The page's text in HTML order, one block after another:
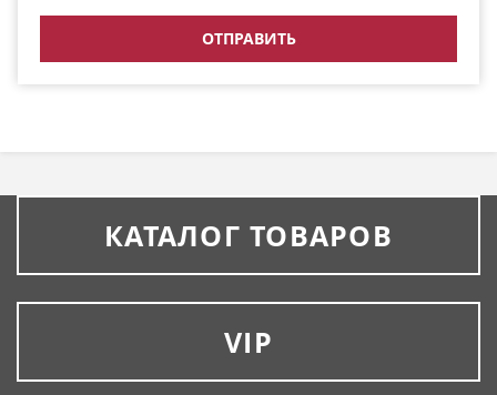
КАТАЛОГ ТОВАРОВ
VIP